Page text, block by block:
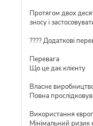
Протягом двох
зносу і
???? Додаткові
Перевага
Що це дає клієнту
Власне
Повна
Використання
Мінімальний ризик